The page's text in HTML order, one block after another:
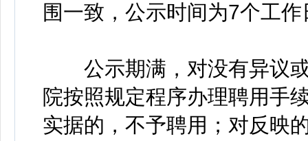
围一致，公示时间为7个工作
公示期满，对没有异议或
院按照规定程序办理聘用手
实据的，不予聘用；对反映